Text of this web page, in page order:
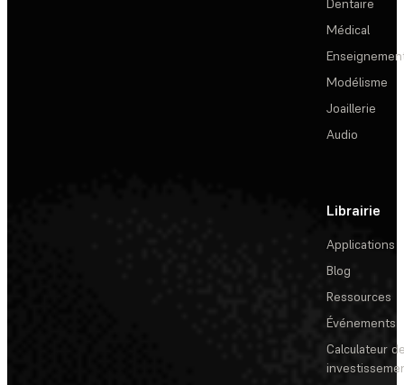
Dentaire
Médical
Modélisme
Joaillerie
Audio
Librairie
Applications
Blog
Ressources
Événements
Calculateur